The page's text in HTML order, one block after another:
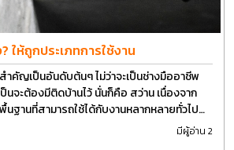
ให้ถูกประเภทการใช้งาน
ำคัญเป็นอันดับต้นๆ ไม่ว่าจะเป็นช่างมืออาชีพ
นจะต้องมีติดบ้านไว้ นั่นก็คือ สว่าน เนื่องจาก
ฐานที่สามารถใช้ได้กับงานหลากหลายทั่วไป
ช้ง่าย ใครๆก็สามารถใช้ได้
มีผู้อ่าน 2